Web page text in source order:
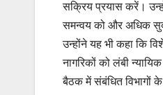
सक्रिय प्रयास करें।
समन्वय को और अधिक
उन्होंने यह भी कहा कि
नागरिकों को लंबी
बैठक में संबंधित विभागों के